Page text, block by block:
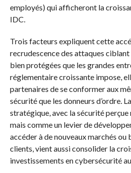
employés) qui afficheront la
IDC.
Trois facteurs expliquent cette
recrudescence des attaques
bien protégées que les grandes
réglementaire croissante impose,
partenaires de se conformer aux
sécurité que les donneurs d’ordre.
stratégique, avec la sécurité perçue
mais comme un levier de
accéder à de nouveaux marchés
clients, vient aussi consolider la
investissements en cybersécurité